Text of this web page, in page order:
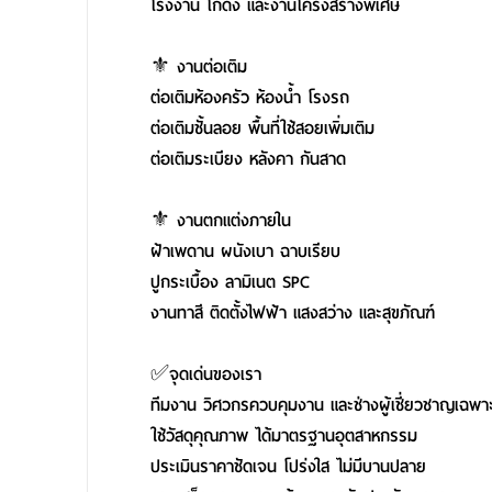
⚜️ งานต่อเติม
ต่อเติมห้องครัว ห้องน้ำ โรงรถ
ต่อเติมชั้นลอย พื้นที่ใช้สอยเพิ่มเติม
ต่อเติมระเบียง หลังคา กันสาด
⚜️ งานตกแต่งภายใน
ฝ้าเพดาน ผนังเบา ฉาบเรียบ
ปูกระเบื้อง ลามิเนต SPC
งานทาสี ติดตั้งไฟฟ้า แสงสว่าง และสุขภัณฑ์
✅จุดเด่นของเรา
ทีมงาน วิศวกรควบคุมงาน และช่างผู้เชี่ยวชาญเฉพา
ใช้วัสดุคุณภาพ ได้มาตรฐานอุตสาหกรรม
ประเมินราคาชัดเจน โปร่งใส ไม่มีบานปลาย